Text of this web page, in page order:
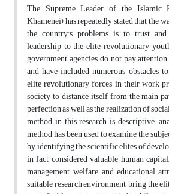
The Supreme Leader of the Islamic
Khamenei) has repeatedly stated that the
the country's problems is to trust
leadership to the elite revolutionary
government agencies do not pay
and have included numerous obstacles
elite revolutionary forces in their work
society to distance itself from the main
perfection as well as the realization of
method in this research is descriptive-
method has been used to examine the
by identifying the scientific elites of
in fact considered valuable human
management, welfare, and educational
suitable research environment, bring the